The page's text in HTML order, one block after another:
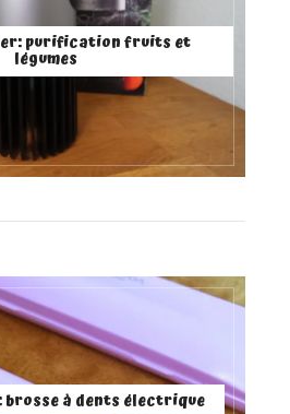
purification fruits et
légumes
à dents électrique